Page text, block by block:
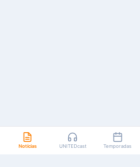
Notícias UNITEDcast Temporadas